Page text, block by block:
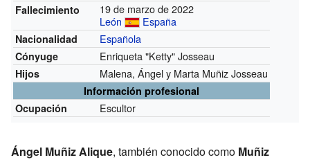
Fallecimiento
19 de marzo de 2022
León
España
Nacionalidad Española
Cónyuge Enriqueta "Ketty" Josseau
Hijos Malena, Ángel y Marta Muñiz Josseau
Información profesional
Ocupación
Escultor
Ángel Muñiz Alique, también conocido como Muñiz